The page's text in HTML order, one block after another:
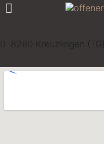
8280 Kreuzlingen